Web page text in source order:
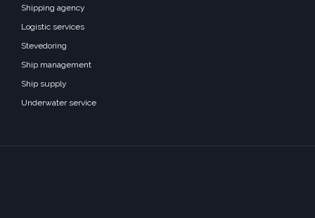
Shipping agency
Logistic services
Stevedoring
Ship management
Ship supply
Underwater service